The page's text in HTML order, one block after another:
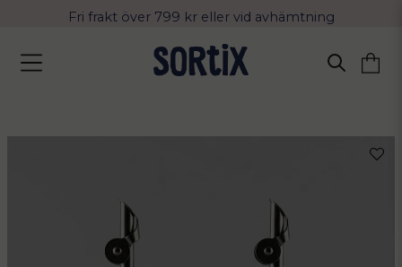
Fri frakt över 799 kr eller vid avhämtning
Leverans 2-4 arbetsdagar med Postnord